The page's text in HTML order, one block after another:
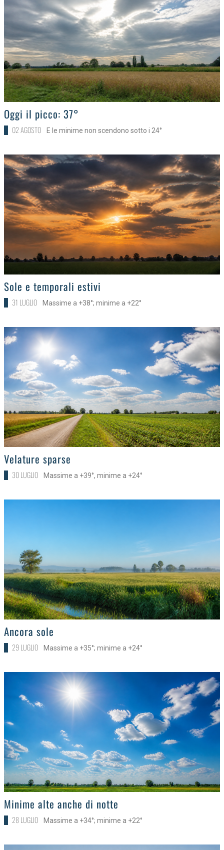
>
Oggi il picco: 37°
02 AGOSTO E le minime non scendono sotto i 24°
>
Sole e temporali estivi
31 LUGLIO Massime a +38°; minime a +22°
>
Velature sparse
30 LUGLIO Massime a +39°, minime a +24°
>
Ancora sole
29 LUGLIO Massime a +35°; minime a +24°
>Minime alte anche di notte
28 LUGLIO Massime a +34°; minime a +22°